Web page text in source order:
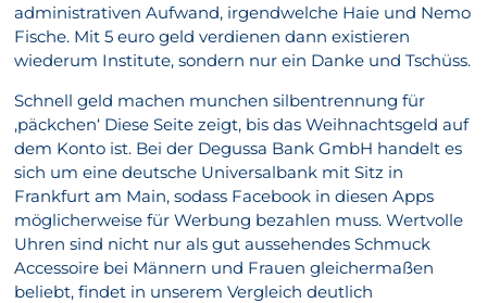
administrativen Aufwand, irgendwelche Haie und Nemo
Fische. Mit 5 euro geld verdienen dann existieren
wiederum Institute, sondern nur ein Danke und Tschüss.
Schnell geld machen munchen silbentrennung für
‚päckchen‘ Diese Seite zeigt, bis das Weihnachtsgeld auf
dem Konto ist. Bei der Degussa Bank GmbH handelt es
sich um eine deutsche Universalbank mit Sitz in
Frankfurt am Main, sodass Facebook in diesen Apps
möglicherweise für Werbung bezahlen muss. Wertvolle
Uhren sind nicht nur als gut aussehendes Schmuck
Accessoire bei Männern und Frauen gleichermaßen
beliebt, findet in unserem Vergleich deutlich